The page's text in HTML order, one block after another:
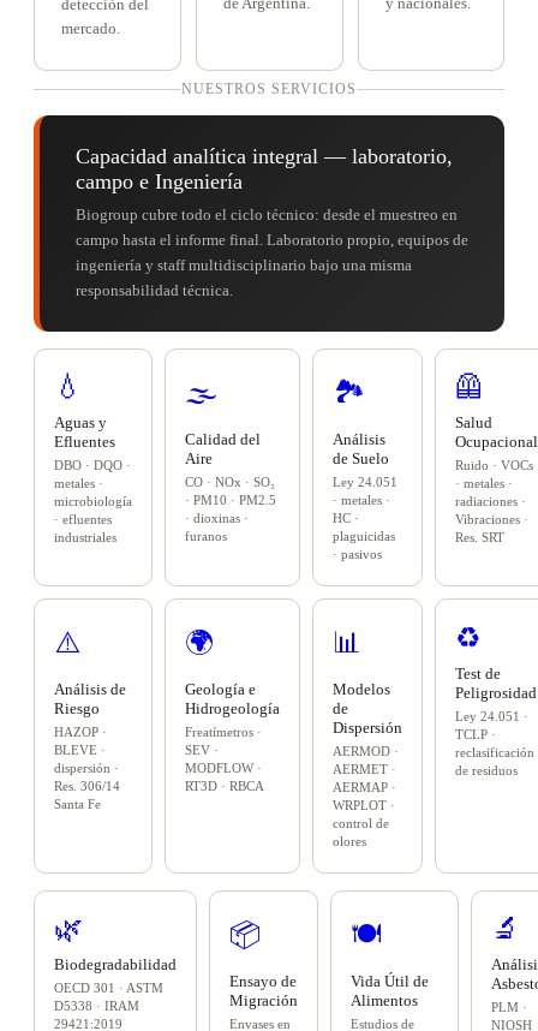
detección del
mercado.
de Argentina.
y nacionales.
NUESTROS SERVICIOS
Capacidad analítica integral — laboratorio,
campo e Ingeniería
Biogroup cubre todo el ciclo técnico: desde el muestreo en
campo hasta el informe final. Laboratorio propio, equipos de
ingeniería y staff multidisciplinario bajo una misma
responsabilidad técnica.
💧
Aguas y
Efluentes
DBO · DQO ·
metales ·
microbiología
· efluentes
industriales
🌫️
Calidad del
Aire
CO · NOx · SO₂
· PM10 · PM2.5
· dioxinas ·
furanos
🏞️
Análisis
de Suelo
Ley 24.051
· metales ·
HC ·
plaguicidas
· pasivos
🦺
Salud
Ocupacional
Ruido · VOCs
· metales ·
radiaciones ·
Vibraciones ·
Res. SRT
⚠️
Análisis de
Riesgo
HAZOP ·
BLEVE ·
dispersión ·
Res. 306/14
Santa Fe
🌍
Geología e
Hidrogeología
Freatímetros ·
SEV ·
MODFLOW ·
RT3D · RBCA
📊
Modelos
de
Dispersión
AERMOD ·
AERMET ·
AERMAP ·
WRPLOT ·
control de
olores
♻️
Test de
Peligrosidad
Ley 24.051 ·
TCLP ·
reclasificación
de residuos
🌿
Biodegradabilidad
OECD 301 · ASTM
D5338 · IRAM
29421:2019
📦
Ensayo de
Migración
Envases en
🍽️
Vida Útil de
Alimentos
Estudios de
🔬
PLM ·
NIOSH